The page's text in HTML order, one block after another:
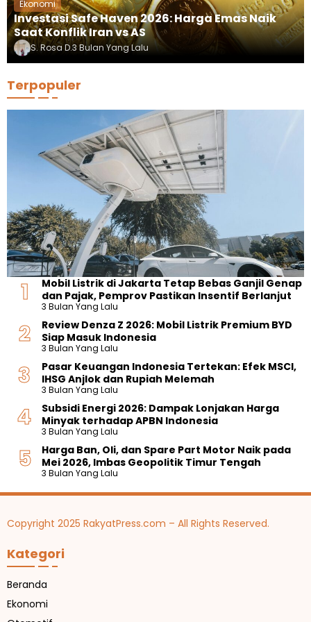
Ekonomi
Investasi Safe Haven 2026: Harga Emas Naik
Saat Konflik Iran vs AS
S. Rosa D.3 Bulan Yang Lalu
Terpopuler
Mobil Listrik di Jakarta Tetap Bebas Ganjil Genap
dan Pajak, Pemprov Pastikan Insentif Berlanjut
3 Bulan Yang Lalu
Review Denza Z 2026: Mobil Listrik Premium BYD
Siap Masuk Indonesia
3 Bulan Yang Lalu
Pasar Keuangan Indonesia Tertekan: Efek MSCI,
IHSG Anjlok dan Rupiah Melemah
3 Bulan Yang Lalu
Subsidi Energi 2026: Dampak Lonjakan Harga
Minyak terhadap APBN Indonesia
3 Bulan Yang Lalu
Harga Ban, Oli, dan Spare Part Motor Naik pada
Mei 2026, Imbas Geopolitik Timur Tengah
3 Bulan Yang Lalu
Copyright 2025 RakyatPress.com – All Rights Reserved.
Kategori
Beranda
Ekonomi